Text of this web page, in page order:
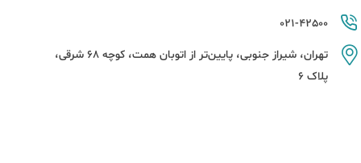
021-42500
تهران، شیراز جنوبی، پایین‌تر از اتوبان همت، کوچه 68 شرقی،
پلاک 6